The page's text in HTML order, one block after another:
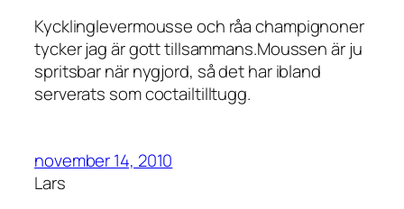
Kycklinglevermousse och råa champignoner
tycker jag är gott tillsammans.Moussen är ju
spritsbar när nygjord, så det har ibland
serverats som coctailtilltugg.
november 14, 2010
Lars